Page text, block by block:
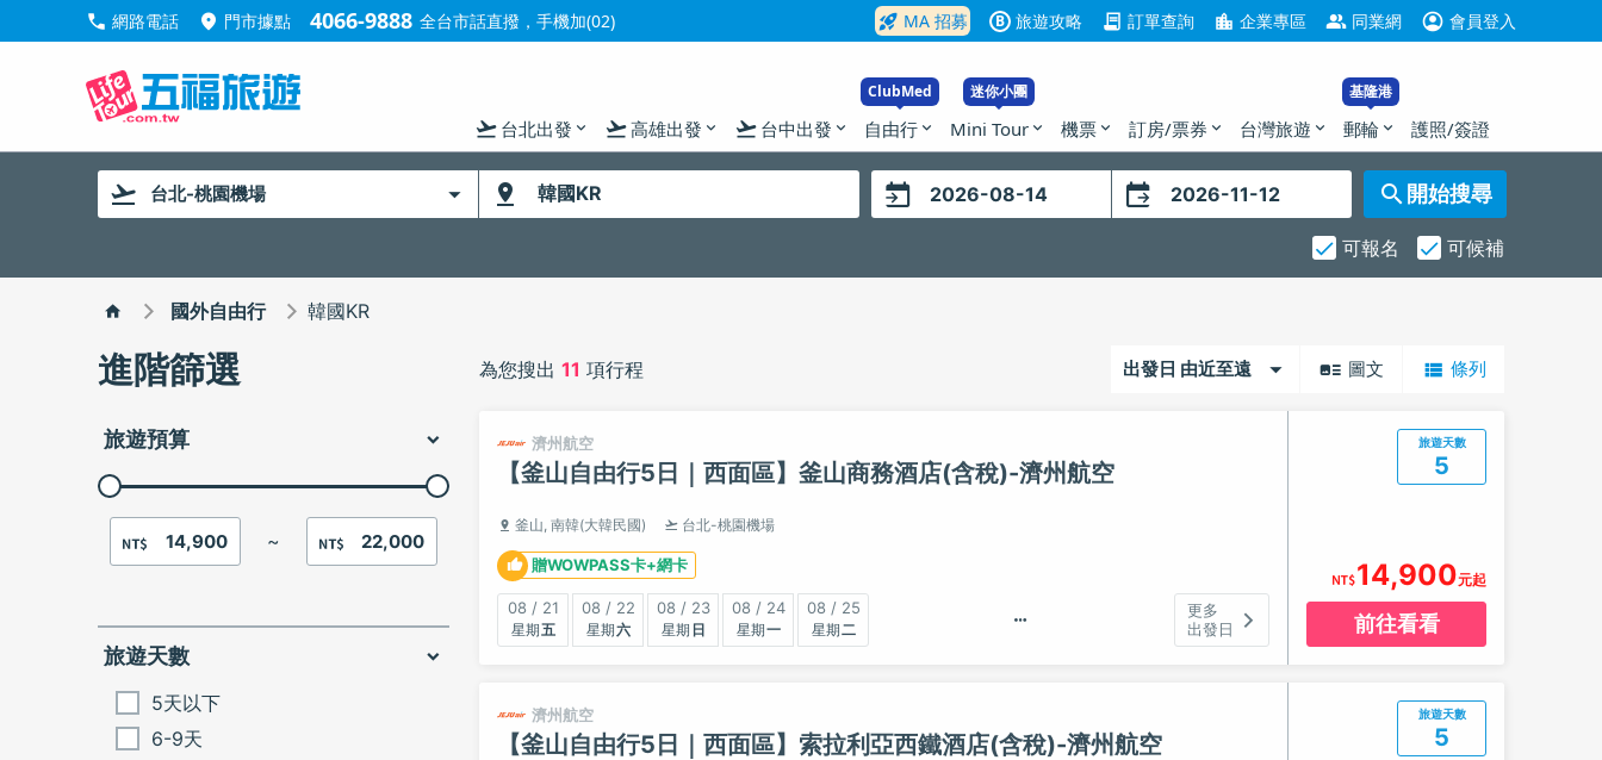
call 網路電話 location_on 門市據點 4066-9888 全台市話直撥，手機加(02) rocket_launch MA 招募 B 旅遊攻略 contract 訂單查詢 location_city 企業專區 group 同業網 account_circle 會員登入
flight_takeoff 台北出發 expand_more flight_takeoff高雄出發 expand_more flight_takeoff 台中出發 expand_more
ClubMed
自由行 expand_more
迷你小團
Mini Tour expand_more 機票 expand_more 訂房/票券 expand_more 台灣旅遊 expand_more
基隆港
郵輪 expand_more 護照/簽證
台北-桃園機場 開始搜尋
可報名 可候補
國外自由行 韓國KR
進階篩選
旅遊預算
~
旅遊天數
5天以下
6-9天
為您搜出 11 項行程 出發日 由近至遠 圖文 條列
濟州航空
【釜山自由行5日｜西面區】釜山商務酒店(含稅)-濟州航空
釜山, 南韓(大韓民國) 台北-桃園機場
贈WOWPASS卡+網卡
08 / 21
五
08 / 22
六
08 / 23
日
08 / 24
一
08 / 25
二
更多
出發日
旅遊天數
5
14,900元起
前往看看
濟州航空
【釜山自由行5日｜西面區】索拉利亞西鐵酒店(含稅)-濟州航空
旅遊天數
5